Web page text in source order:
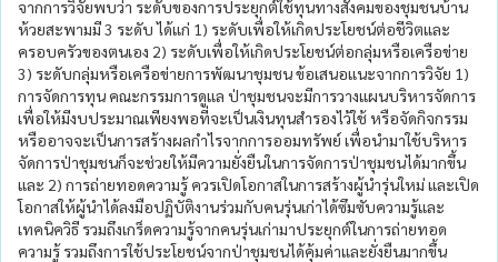
จากการวิจัยพบว่า ระดับของการประยุกต์ใช้ทุนทางสังคมของชุมชนบ้าน
ห้วยสะพามมี 3 ระดับ ได้แก่ 1) ระดับเพื่อให้เกิดประโยชน์ต่อชีวิตและ
ครอบครัวของตนเอง 2) ระดับเพื่อให้เกิดประโยชน์ต่อกลุ่มหรือเครือข่าย
3) ระดับกลุ่มหรือเครือข่ายการพัฒนาชุมชน ข้อเสนอแนะจากการวิจัย 1)
การจัดการทุน คณะกรรมการดูแล ป่าชุมชนจะมีการวางแผนบริหารจัดการ
เพื่อให้มีงบประมาณเพียงพอที่จะเป็นเงินทุนสำรองไว้ใช้ หรือจัดกิจกรรม
หรืออาจจะเป็นการสร้างผลกำไรจากการออมทรัพย์ เพื่อนำมาใช้บริหาร
จัดการป่าชุมชนก็จะช่วยให้มีความยั่งยืนในการจัดการป่าชุมชนได้มากขึ้น
และ 2) การถ่ายทอดความรู้ ควรเปิดโอกาสในการสร้างผู้นำรุ่นใหม่ และเปิด
โอกาสให้ผู้นำได้ลงมือปฏิบัติงานร่วมกับคนรุ่นเก่าได้ซึมซับความรู้และ
เทคนิควิธี รวมถึงเกร็ดความรู้จากคนรุ่นเก่ามาประยุกต์ในการถ่ายทอด
ความรู้ รวมถึงการใช้ประโยชน์จากป่าชุมชนได้คุ้มค่าและยั่งยืนมากขึ้น